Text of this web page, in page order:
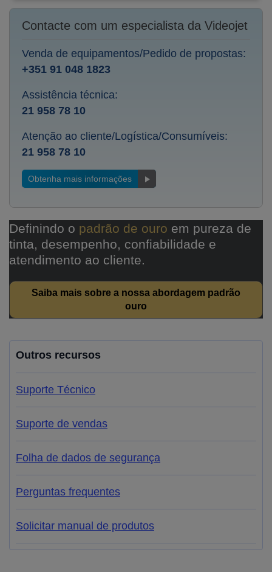
Contacte com um especialista da Videojet
Venda de equipamentos/Pedido de propostas:
+351 91 048 1823
Assistência técnica:
21 958 78 10
Atenção ao cliente/Logística/Consumíveis:
21 958 78 10
Obtenha mais informações
Definindo o padrão de ouro em pureza de
tinta, desempenho, confiabilidade e
atendimento ao cliente.
Saiba mais sobre a nossa abordagem padrão
ouro
Outros recursos
Suporte Técnico
Suporte de vendas
Folha de dados de segurança
Perguntas frequentes
Solicitar manual de produtos